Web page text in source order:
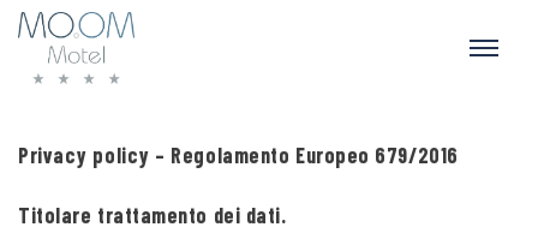
Privacy policy – Regolamento Europeo 679/2016
Titolare trattamento dei dati.